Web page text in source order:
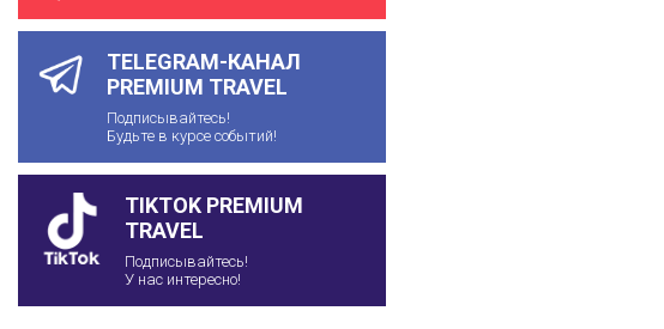
TELEGRAM-КАНАЛ
PREMIUM TRAVEL
Подписывайтесь!
Будьте в курсе событий!
TIKTOK PREMIUM
TRAVEL
Подписывайтесь!
У нас интересно!